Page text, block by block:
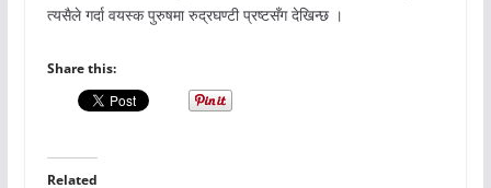
त्यसैले गर्दा वयस्क पुरुषमा रुद्रघण्टी प्रष्टसँग देखिन्छ ।
Share this:
Related